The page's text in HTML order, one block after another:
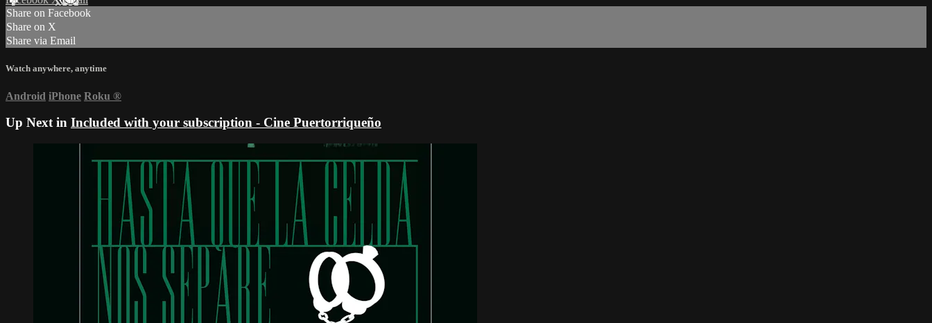
Share on Facebook
Share on X
Share via Email
Watch anywhere, anytime
Android iPhone Roku ®
Up Next in Included with your subscription - Cine Puertorriqueño